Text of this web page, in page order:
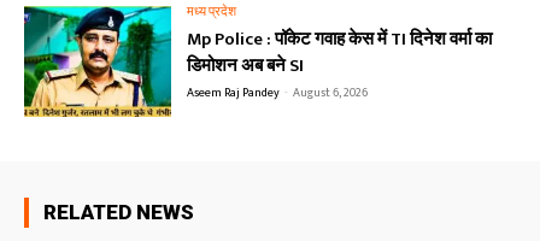
मध्य प्रदेश
Mp Police : पॉकेट गवाह केस में TI दिनेश वर्मा का
डिमोशन अब बने SI
Aseem Raj Pandey - August 6, 2026
RELATED NEWS